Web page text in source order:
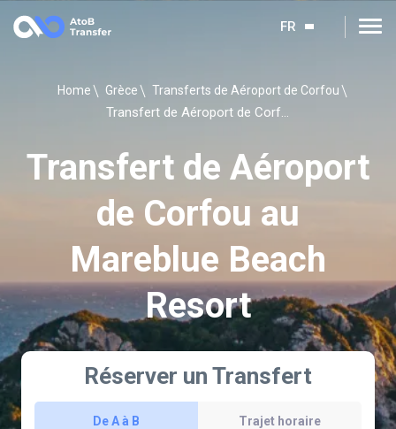
FR
Home Grèce Transferts de Aéroport de Corfou
Transfert de Aéroport de Corfou au Mareblue Beach Resort
Transfert de Aéroport
de Corfou au
Mareblue Beach
Resort
Réserver un Transfert
De A à B Trajet horaire